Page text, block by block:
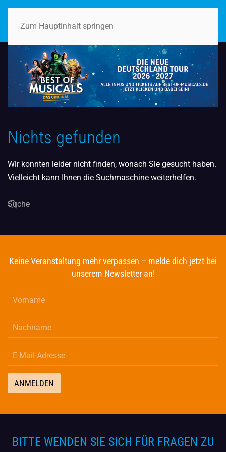
Zum Hauptinhalt springen
Nichts gefunden
Wir konnten leider nicht finden, wonach Sie gesucht haben.
Vielleicht kann Ihnen die Suchmaschine weiterhelfen.
Keine Veranstaltung mehr verpassen – melde dich jetzt bei
unserem Newsletter an!
ANMELDEN
BITTE WENDEN SIE SICH FÜR FRAGEN ZU